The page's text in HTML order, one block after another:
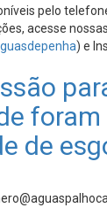
pelo
acesse
) e
de